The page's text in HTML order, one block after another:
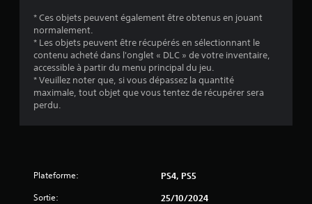
9
t
o
* Ces objets peuvent également être obtenus en jouant
normalement.
* Les objets peuvent être récupérés en sélectionnant le
contenu acheté dans l'onglet « DLC » de votre inventaire,
accessible à partir du menu principal du jeu.
* Veuillez noter que, si vous dépassez la quantité
maximale, tout objet que vous tentez de récupérer sera
perdu.
Plateforme: PS4, PS5
Sortie: 25/10/2024